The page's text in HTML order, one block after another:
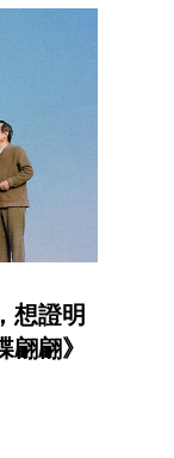
想證明
翩》